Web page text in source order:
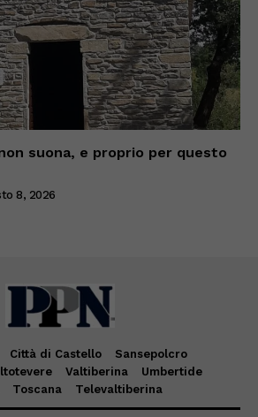
suona, e proprio per questo
8, 2026
Città di Castello
Sansepolcro
Valtiberina
Umbertide
Toscana Televaltiberina